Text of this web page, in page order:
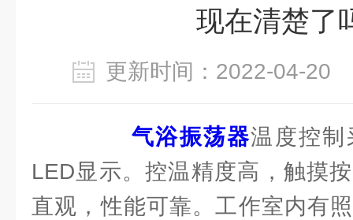
现在清楚了
更新时间：2022-04-
气浴振荡器温度控制
LED显示。控温精度高，触摸
直观，性能可靠。工作室内有